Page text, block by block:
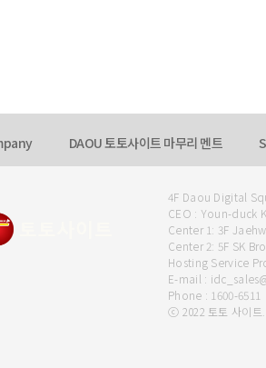
DAOU 토토사이트 마무리 멘트
4F Daou Digital
CEO : Youn-duck
Center 1: 3F
Center 2: 5F SK
Hosting Service
E-mail :
Phone : 1600-6511
ⓒ 2022 토토 사이